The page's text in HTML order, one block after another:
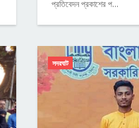
প্রতিবেদন প্রকাশের প…
সদরঘাট